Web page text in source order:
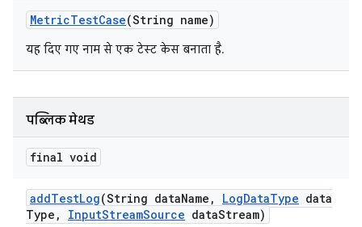
MetricTestCase(String name)
यह दिए गए नाम से एक टेस्ट केस बनाता है.
पब्लिक मेथड
final void
addTestLog(String dataName , LogDataType data
Type , InputStreamSource dataStream)